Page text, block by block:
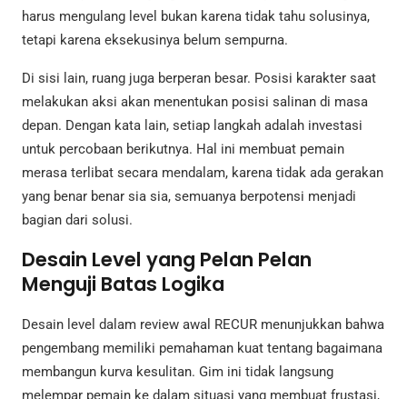
harus mengulang level bukan karena tidak tahu solusinya,
tetapi karena eksekusinya belum sempurna.
Di sisi lain, ruang juga berperan besar. Posisi karakter saat
melakukan aksi akan menentukan posisi salinan di masa
depan. Dengan kata lain, setiap langkah adalah investasi
untuk percobaan berikutnya. Hal ini membuat pemain
merasa terlibat secara mendalam, karena tidak ada gerakan
yang benar benar sia sia, semuanya berpotensi menjadi
bagian dari solusi.
Desain Level yang Pelan Pelan
Menguji Batas Logika
Desain level dalam review awal RECUR menunjukkan bahwa
pengembang memiliki pemahaman kuat tentang bagaimana
membangun kurva kesulitan. Gim ini tidak langsung
melempar pemain ke dalam situasi yang membuat frustasi,